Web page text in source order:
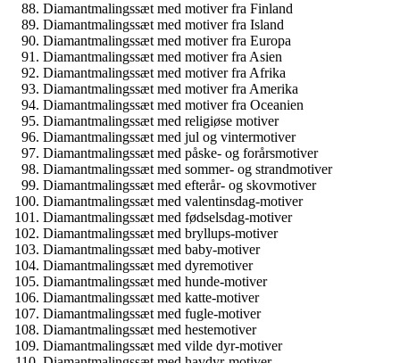
Diamantmalingssæt med motiver fra Finland
Diamantmalingssæt med motiver fra Island
Diamantmalingssæt med motiver fra Europa
Diamantmalingssæt med motiver fra Asien
Diamantmalingssæt med motiver fra Afrika
Diamantmalingssæt med motiver fra Amerika
Diamantmalingssæt med motiver fra Oceanien
Diamantmalingssæt med religiøse motiver
Diamantmalingssæt med jul og vintermotiver
Diamantmalingssæt med påske- og forårsmotiver
Diamantmalingssæt med sommer- og strandmotiver
Diamantmalingssæt med efterår- og skovmotiver
Diamantmalingssæt med valentinsdag-motiver
Diamantmalingssæt med fødselsdag-motiver
Diamantmalingssæt med bryllups-motiver
Diamantmalingssæt med baby-motiver
Diamantmalingssæt med dyremotiver
Diamantmalingssæt med hunde-motiver
Diamantmalingssæt med katte-motiver
Diamantmalingssæt med fugle-motiver
Diamantmalingssæt med hestemotiver
Diamantmalingssæt med vilde dyr-motiver